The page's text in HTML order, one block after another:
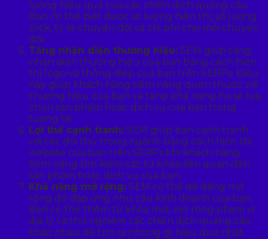
lường hiệu quả của các chiến dịch quảng cáo.
Bạn có thể biết được số lượng hiển thị, số lượng
click, tỷ lệ chuyển đổi và chi phí cho mỗi chuyển
đổi.
Tăng nhận diện thương hiệu: SEM giúp tăng
nhận diện thương hiệu của bạn bằng cách hiển
thị logo và thông điệp của bạn trên SERPs. Điều
này giúp khách hàng tiềm năng quen thuộc với
thương hiệu của bạn và tăng khả năng họ sẽ lựa
chọn sản phẩm hoặc dịch vụ của bạn trong
tương lai.
Lợi thế cạnh tranh: SEM giúp bạn cạnh tranh
với các đối thủ trong ngành bằng cách hiển thị
website của bạn trên SERPs khi khách hàng
tiềm năng tìm kiếm các từ khóa liên quan đến
sản phẩm hoặc dịch vụ của bạn.
Khả năng mở rộng: SEM có thể dễ dàng mở
rộng để đáp ứng nhu cầu kinh doanh của bạn.
Bạn có thể thêm từ khóa mới, mở rộng phạm vi
địa lý và thử nghiệm các chiến dịch quảng cáo
khác nhau để tìm ra những gì hiệu quả nhất.